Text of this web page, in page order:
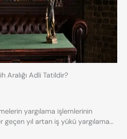
Aralığı Adli Tatildir?
yargılama işlemlerinin
geçen yıl artan iş yükü yargılama…